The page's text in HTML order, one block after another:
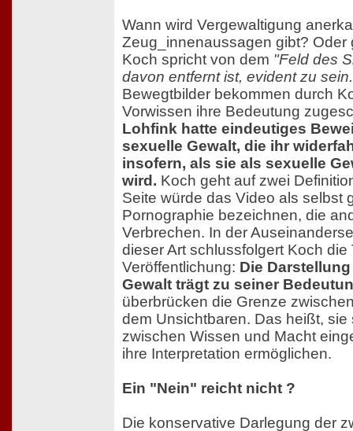
Wann wird Vergewaltigung
Zeug_innenaussagen gibt? Oder
Koch spricht von dem "Feld des
davon entfernt ist, evident zu
Bewegtbilder bekommen durch
Vorwissen ihre Bedeutung
Lohfink hatte eindeutiges
sexuelle Gewalt, die ihr
insofern, als sie als sexuelle
wird. Koch geht auf zwei
Seite würde das Video als selbst
Pornographie bezeichnen, die
Verbrechen. In der
dieser Art schlussfolgert Koch die
Veröffentlichung: Die
Gewalt trägt zu seiner
überbrücken die Grenze
dem Unsichtbaren. Das heißt, sie
zwischen Wissen und Macht
ihre Interpretation ermöglichen.
Ein "Nein" reicht nicht ?
Die konservative Darlegung der